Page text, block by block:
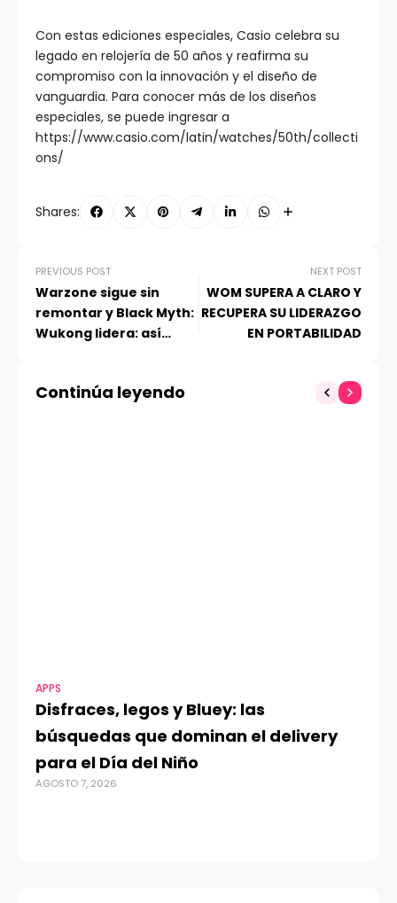
Con estas ediciones especiales, Casio celebra su
legado en relojería de 50 años y reafirma su
compromiso con la innovación y el diseño de
vanguardia. Para conocer más de los diseños
especiales, se puede ingresar a
https://www.casio.com/latin/watches/50th/collecti
ons/
Shares:
PREVIOUS POST
Warzone sigue sin
remontar y Black Myth:
Wukong lidera: así
PlayStation en agosto
NEXT POST
WOM SUPERA A CLARO Y
RECUPERA SU LIDERAZGO
EN PORTABILIDAD
Continúa leyendo
APPS
Disfraces, legos y Bluey: las
búsquedas que dominan el delivery
para el Día del Niño
AGOSTO 7, 2026